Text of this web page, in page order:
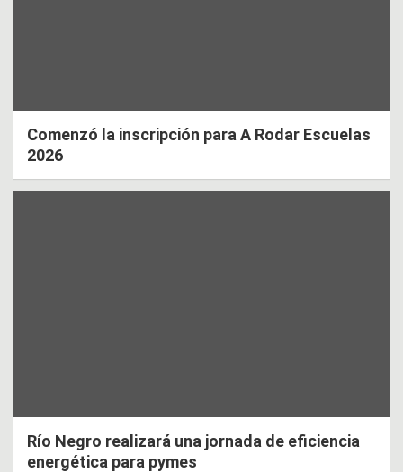
Comenzó la inscripción para A Rodar Escuelas
2026
Río Negro realizará una jornada de eficiencia
energética para pymes